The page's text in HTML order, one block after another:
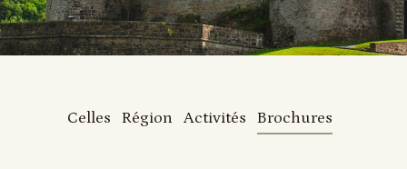
Celles Région Activités Brochures